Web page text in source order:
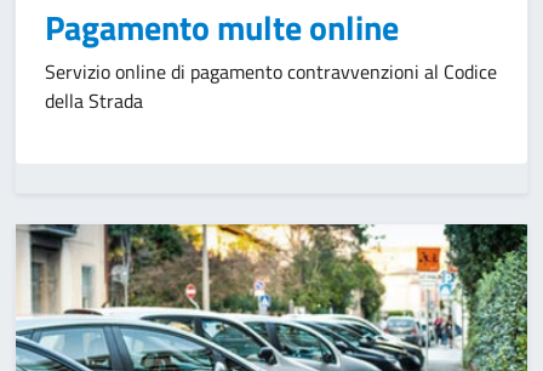
Pagamento multe online
Servizio online di pagamento contravvenzioni al Codice
della Strada